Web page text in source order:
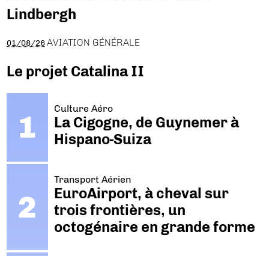
Lindbergh
01/08/26 AVIATION GÉNÉRALE
Le projet Catalina II
Culture Aéro
La Cigogne, de Guynemer à
Hispano-Suiza
Transport Aérien
EuroAirport, à cheval sur
trois frontières, un
octogénaire en grande forme